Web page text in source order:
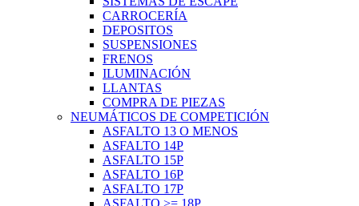
CARROCERÍA
DEPOSITOS
SUSPENSIONES
FRENOS
ILUMINACIÓN
LLANTAS
COMPRA DE PIEZAS
NEUMÁTICOS DE COMPETICIÓN
ASFALTO 13 O MENOS
ASFALTO 14P
ASFALTO 15P
ASFALTO 16P
ASFALTO 17P
ASFALTO >= 18P